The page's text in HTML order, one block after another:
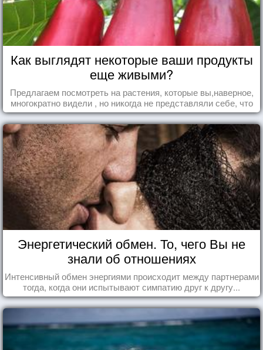
Как выглядят некоторые ваши продукты
еще живыми?
Предлагаем посмотреть на растения, которые вы,наверное,
многократно видели , но никогда не представляли себе, что
употребляете их в пищу.
Энергетический обмен. То, чего Вы не
знали об отношениях
Интенсивный обмен энергиями происходит между партнерами
тогда, когда они испытывают симпатию друг к другу...